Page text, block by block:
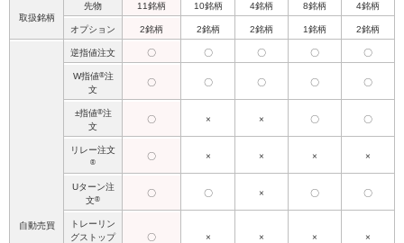
取扱銘柄
先物 11銘柄 10銘柄 4銘柄 8銘柄 4銘柄
オプション 2銘柄 2銘柄 2銘柄 1銘柄 2銘柄
自動売買
逆指値注文 〇 〇 〇 〇 〇
W指値®注
文
〇 〇 〇 〇 〇
±指値®注
文
〇 × × 〇 〇
リレー注文
®
〇 × × × ×
Uターン注
文®
〇 〇 × 〇 〇
トレーリン
グストップ
〇 × × × ×